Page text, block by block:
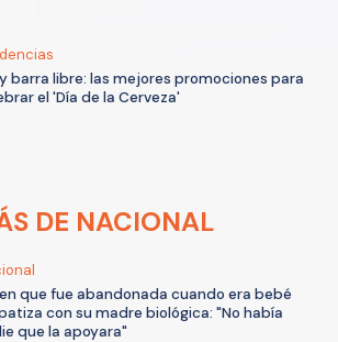
y barra libre: las mejores promociones para
el 'Día de la Cerveza'
DE NACIONAL
que fue abandonada cuando era bebé
con su madre biológica: "No había
que la apoyara"